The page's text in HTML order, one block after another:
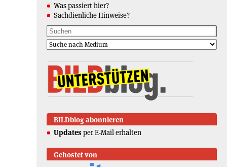
Was passiert hier?
Sachdienliche Hinweise?
BILDblog abonnieren
Updates per E-Mail erhalten
Gehostet von